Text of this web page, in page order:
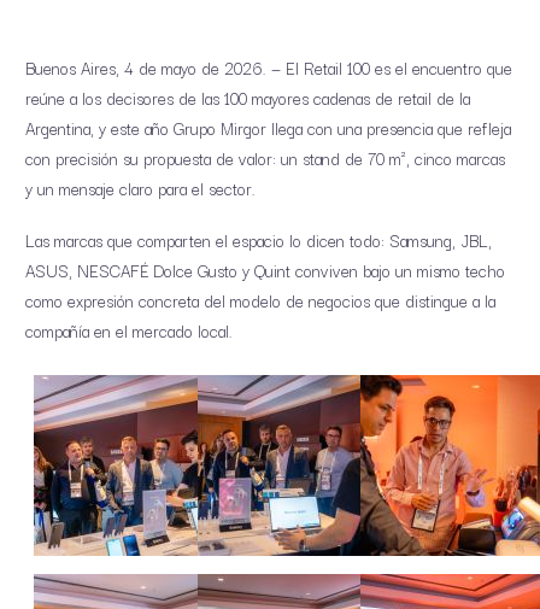
Buenos Aires, 4 de mayo de 2026. — El Retail 100 es el encuentro que
reúne a los decisores de las 100 mayores cadenas de retail de la
Argentina, y este año Grupo Mirgor llega con una presencia que refleja
con precisión su propuesta de valor: un stand de 70 m², cinco marcas
y un mensaje claro para el sector.
Las marcas que comparten el espacio lo dicen todo: Samsung, JBL,
ASUS, NESCAFÉ Dolce Gusto y Quint conviven bajo un mismo techo
como expresión concreta del modelo de negocios que distingue a la
compañía en el mercado local.